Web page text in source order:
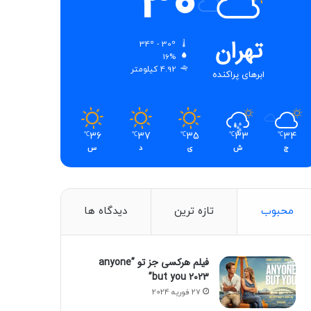
تهران
ابرهای پراکنده
16%
4.92 کیلومتر
34
℃
ج
33
℃
ش
35
℃
ی
37
℃
د
36
℃
س
محبوب تازه ترین دیدگاه ها
فیلم‌ هرکسی جز تو ”anyone
but you 2023”
27 فوریه 2024